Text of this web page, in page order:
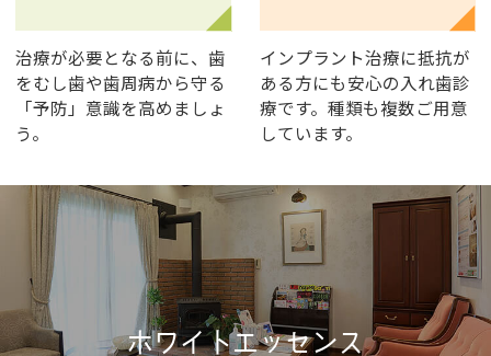
治療が必要となる前に、歯
をむし歯や歯周病から守る
「予防」意識を高めましょ
う。
インプラント治療に抵抗が
ある方にも安心の入れ歯診
療です。種類も複数ご用意
しています。
ホワイトエッセンス